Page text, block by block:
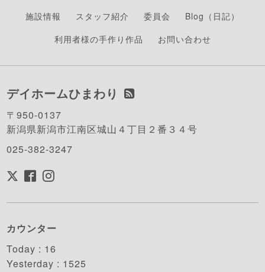
施設情報
スタッフ紹介 委員会
Blog（日記）
利用者様の手作り作品
お問い合わせ
デイホームひまわり
〒950-0137
新潟県新潟市江南区城山４丁目２番３４号
025-382-3247
カウンター
Today : 16
Yesterday : 1525